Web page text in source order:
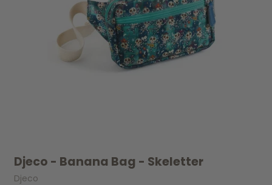
Djeco - Banana Bag - Skeletter
Djeco